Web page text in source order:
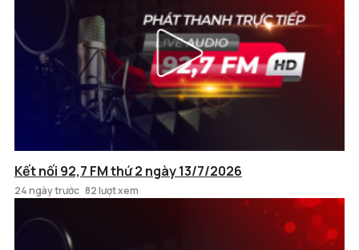
Kết nối 92,7 FM thứ 2 ngày 13/7/2026
24 ngày trước 82 lượt xem